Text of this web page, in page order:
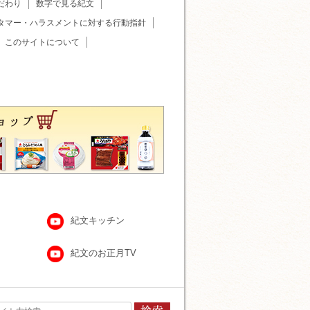
わり
数字で見る紀文
マー・ハラスメントに対する行動指針
このサイトについて
紀文キッチン
紀文のお正月TV